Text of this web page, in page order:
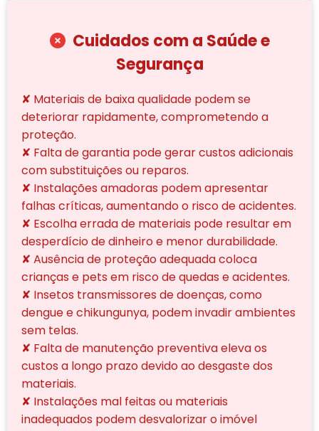
Cuidados com a Saúde e
Segurança
✘ Materiais de baixa qualidade podem se
deteriorar rapidamente, comprometendo a
proteção.
✘ Falta de garantia pode gerar custos adicionais
com substituições ou reparos.
✘ Instalações amadoras podem apresentar
falhas críticas, aumentando o risco de acidentes.
✘ Escolha errada de materiais pode resultar em
desperdício de dinheiro e menor durabilidade.
✘ Ausência de proteção adequada coloca
crianças e pets em risco de quedas e acidentes.
✘ Insetos transmissores de doenças, como
dengue e chikungunya, podem invadir ambientes
sem telas.
✘ Falta de manutenção preventiva eleva os
custos a longo prazo devido ao desgaste dos
materiais.
✘ Instalações mal feitas ou materiais
inadequados podem desvalorizar o imóvel